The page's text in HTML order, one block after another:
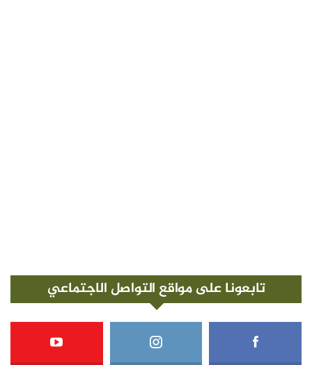
تابعونا على مواقع التواصل الاجتماعي